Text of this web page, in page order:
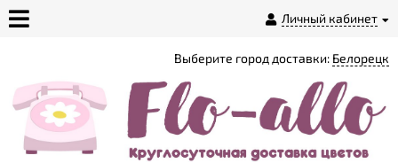
Личный кабинет
магазине
Доставка
Выберите город доставки: Белорецк